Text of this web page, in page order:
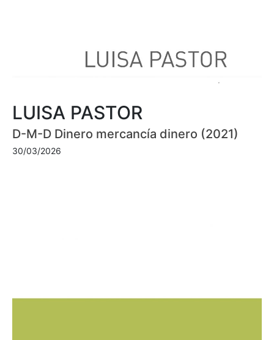
LUISA PASTOR
D-M-D Dinero mercancía dinero (2021)
30/03/2026